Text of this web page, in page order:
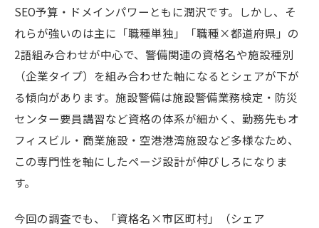
SEO予算・ドメインパワーともに潤沢です。しかし、そ
れらが強いのは主に「職種単独」「職種×都道府県」の
2語組み合わせが中心で、警備関連の資格名や施設種別
（企業タイプ）を組み合わせた軸になるとシェアが下が
る傾向があります。施設警備は施設警備業務検定・防災
センター要員講習など資格の体系が細かく、勤務先もオ
フィスビル・商業施設・空港港湾施設など多様なため、
この専門性を軸にしたページ設計が伸びしろになりま
す。
今回の調査でも、「資格名×市区町村」（シェア